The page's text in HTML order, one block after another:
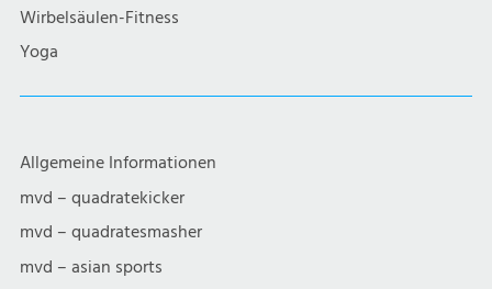
Wirbelsäulen-Fitness
Yoga
Allgemeine Informationen
mvd – quadratekicker
mvd – quadratesmasher
mvd – asian sports